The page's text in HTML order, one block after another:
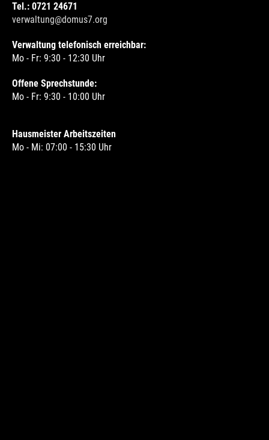
Tel.: 0721 24671
verwaltung@domus7.org
Verwaltung telefonisch erreichbar:
Mo - Fr: 9:30 - 12:30 Uhr
Offene Sprechstunde:
Mo - Fr: 9:30 - 10:00 Uhr
Hausmeister Arbeitszeiten
Mo - Mi: 07:00 - 15:30 Uhr